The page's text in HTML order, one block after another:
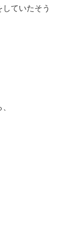
ていたそう